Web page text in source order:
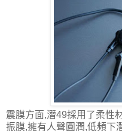
震膜方面,潛49採用了柔性
振膜,擁有人聲圓潤,低頻下